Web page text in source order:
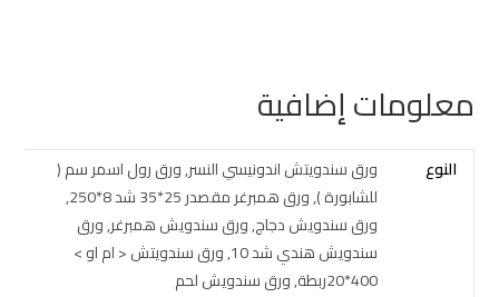
معلومات إضافية
النوع
ورق سندويتش اندونيسي النسر, ورق رول اسمر سم (
للشابورة ), ورق همبرغر مقصدر 25*35 شد 8*250,
ورق سندويش دجاج, ورق سندويش همبرغر, ورق
سندويش هندي شد 10, ورق سندويتش < ام او >
400*20ربطة, ورق سندويش لحم